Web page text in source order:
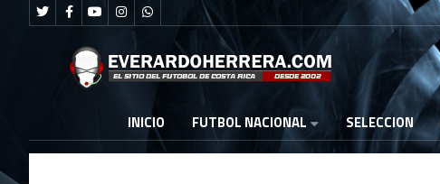
INICIO FUTBOL NACIONAL SELECCION